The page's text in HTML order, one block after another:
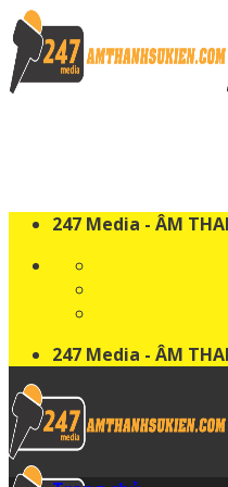
Skip
to
content
247 Media - ÂM
247 Media - ÂM